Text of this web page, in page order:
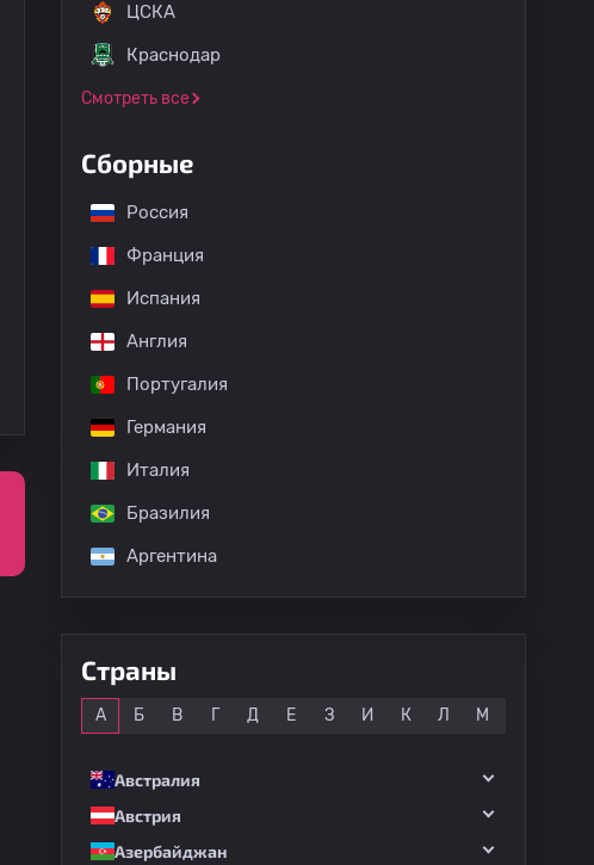
матчи
ЦСКА
Краснодар
Смотреть все
Сборные
Россия
Франция
Испания
Англия
Португалия
Германия
Италия
Бразилия
Аргентина
Страны
А Б В Г Д Е З И К Л М
Австралия
Австрия
Азербайджан